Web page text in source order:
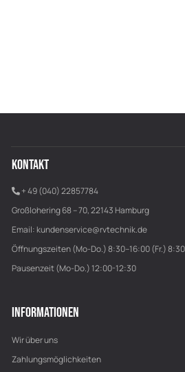
KONTAKT
+ 49 (040) 22857784
Großlohering 68 – 70, 22143 Hamburg
Email: kundenservice@rvtechnik.de
Öffnungszeiten (Mo-Do.) 8:30–16:00 (Fr.)
Pausenzeit (Mo-Do.) 12:00-12:30
INFORMATIONEN
Wir über uns
Zahlungsmöglichkeiten